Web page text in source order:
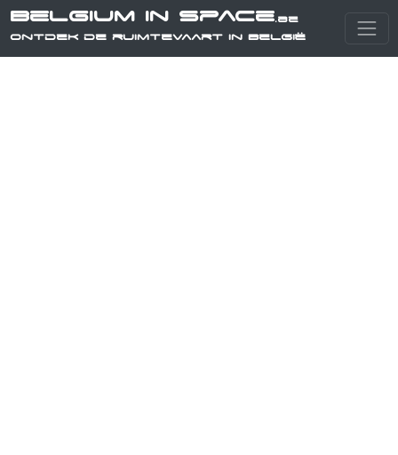
Belgium in Space.be
Ontdek de ruimtevaart in België